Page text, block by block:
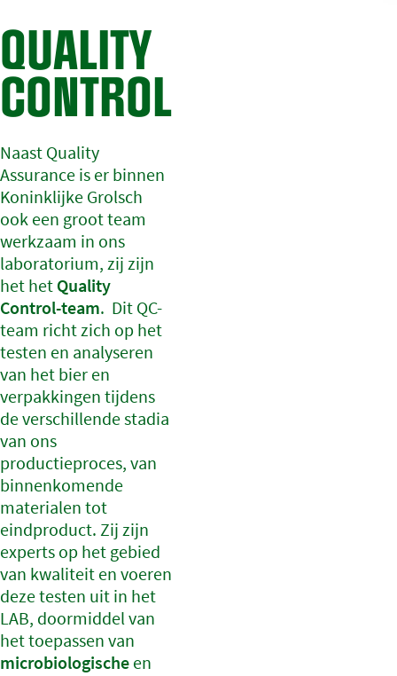
QUALITY
CONTROL
Naast Quality
Assurance is er binnen
Koninklijke Grolsch
ook een groot team
werkzaam in ons
laboratorium, zij zijn
het het Quality
Control-team. Dit QC-
team richt zich op het
testen en analyseren
van het bier en
verpakkingen tijdens
de verschillende stadia
van ons
productieproces, van
binnenkomende
materialen tot
eindproduct. Zij zijn
experts op het gebied
van kwaliteit en voeren
deze testen uit in het
LAB, doormiddel van
het toepassen van
microbiologische en